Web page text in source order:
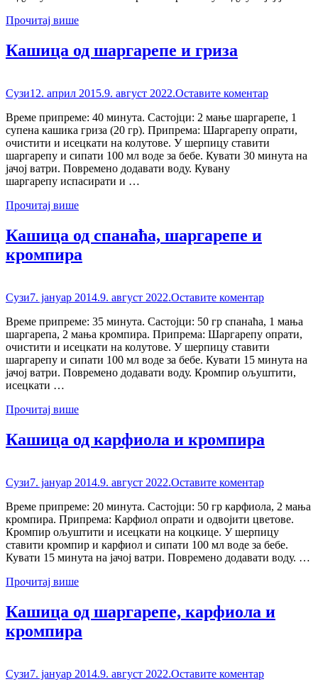
Прочитај више
Кашица од шаргарепе и гриза
Сузи12. април 2015.9. август 2022.Оставите коментар
Време припреме: 40 минута. Састојци: 2 мање шаргарепе, 1
супена кашика гриза (20 гр). Припрема: Шаргарепу опрати,
очистити и исецкати на колутове. У шерпицу ставити
шаргарепу и сипати 100 мл воде за бебе. Кувати 30 минута на
јачој ватри. Повремено додавати воду. Кувану
шаргарепу испасирати и …
Прочитај више
Кашица од спанаћа, шаргарепе и
кромпира
Сузи7. јануар 2014.9. август 2022.Оставите коментар
Време припреме: 35 минута. Састојци: 50 гр спанаћа, 1 мања
шаргарепа, 2 мања кромпира. Припрема: Шаргарепу опрати,
очистити и исецкати на колутове. У шерпицу ставити
шаргарепу и сипати 100 мл воде за бебе. Кувати 15 минута на
јачој ватри. Повремено додавати воду. Кромпир ољуштити,
исецкати …
Прочитај више
Кашица од карфиола и кромпира
Сузи7. јануар 2014.9. август 2022.Оставите коментар
Време припреме: 20 минута. Састојци: 50 гр карфиола, 2 мања
кромпира. Припрема: Карфиол опрати и одвојити цветове.
Кромпир ољуштити и исецкати на коцкице. У шерпицу
ставити кромпир и карфиол и сипати 100 мл воде за бебе.
Кувати 15 минута на јачој ватри. Повремено додавати воду. …
Прочитај више
Кашица од шаргарепе, карфиола и
кромпира
Сузи7. јануар 2014.9. август 2022.Оставите коментар